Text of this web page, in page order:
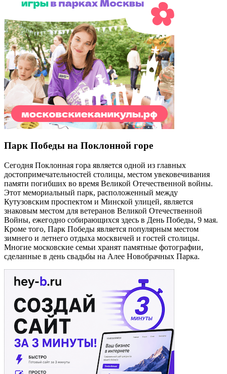
Парк Победы на Поклонной горе
Сегодня Поклонная гора является одной из главных
достопримечательностей столицы, местом увековечивания
памяти погибших во время Великой Отечественной войны.
Этот мемориальный парк, расположенный между
Кутузовским проспектом и Минской улицей, является
знаковым местом для ветеранов Великой Отечественной
Войны, ежегодно собирающихся здесь в День Победы, 9 мая.
Кроме того, Парк Победы является популярным местом
зимнего и летнего отдыха москвичей и гостей столицы.
Многие московские семьи хранят памятные фотографии,
сделанные в день свадьбы на Алее Новобрачных Парка.